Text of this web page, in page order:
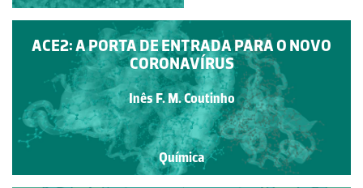
ACE2: A PORTA DE ENTRADA PARA O NOVO
CORONAVÍRUS
Inês F. M. Coutinho
Química